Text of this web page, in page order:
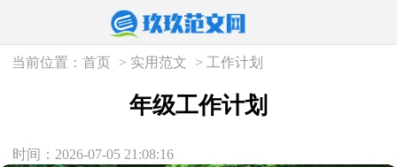
当前位置：首页 > 实用范文 > 工作计划
年级工作计划
时间：2026-07-05 21:08:16